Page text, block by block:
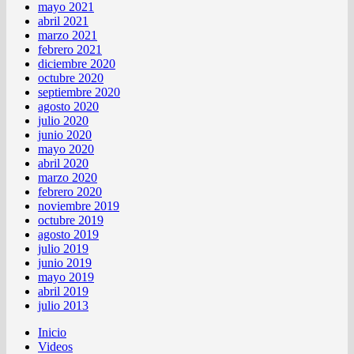
mayo 2021
abril 2021
marzo 2021
febrero 2021
diciembre 2020
octubre 2020
septiembre 2020
agosto 2020
julio 2020
junio 2020
mayo 2020
abril 2020
marzo 2020
febrero 2020
noviembre 2019
octubre 2019
agosto 2019
julio 2019
junio 2019
mayo 2019
abril 2019
julio 2013
Inicio
Videos